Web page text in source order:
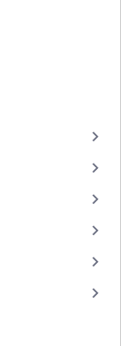
keyboard_arrow_right
keyboard_arrow_right
keyboard_arrow_right
keyboard_arrow_right
keyboard_arrow_right
keyboard_arrow_right